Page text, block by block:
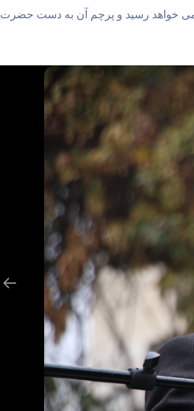
خواهد رسید و پرچم آن به دست حضرت